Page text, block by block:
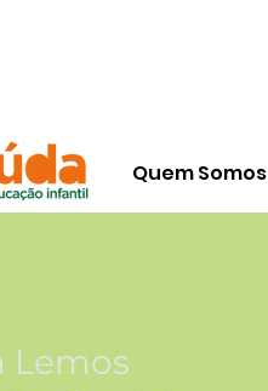
Quem Somos
Lemos